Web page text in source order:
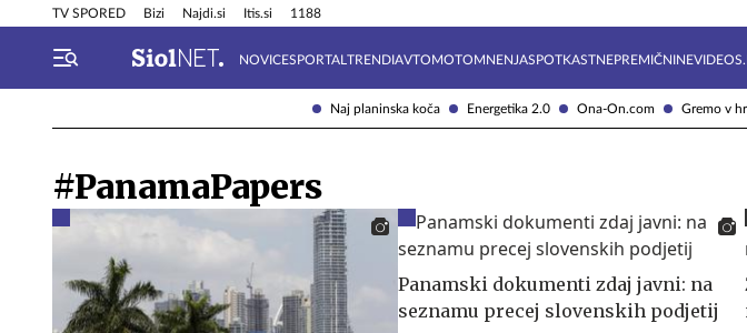
Naj planinska koča Energetika 2.0 Ona-On.com Gremo v
TV SPORED Bizi Najdi.si Itis.si 1188
NOVICESPORTAL TRENDIAVTOMOTOMNENJASPOTKASTNEPREMIČNINE
Info in obvestila Tehnik
#PanamaPapers
Panamski dokumenti zdaj javni: na
seznamu precej slovenskih podjetij